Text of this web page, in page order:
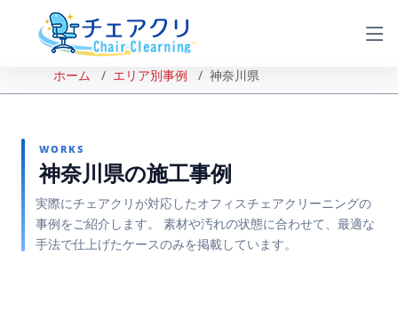
ホーム エリア別事例 神奈川県
WORKS
神奈川県の施工事例
実際にチェアクリが対応したオフィスチェアクリーニングの
事例をご紹介します。 素材や汚れの状態に合わせて、最適な
手法で仕上げたケースのみを掲載しています。